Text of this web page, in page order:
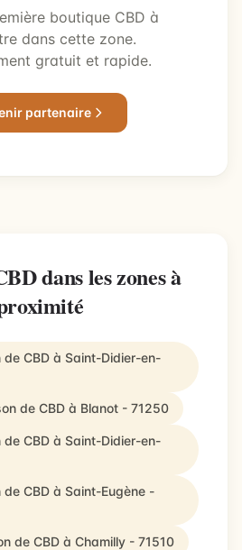
boutique CBD à
dans cette zone.
gratuit et rapide.
partenaire
dans les zones à
CBD à Saint-Didier-en-
de CBD à Blanot - 71250
CBD à Saint-Didier-en-
CBD à Saint-Eugène -
de CBD à Chamilly - 71510